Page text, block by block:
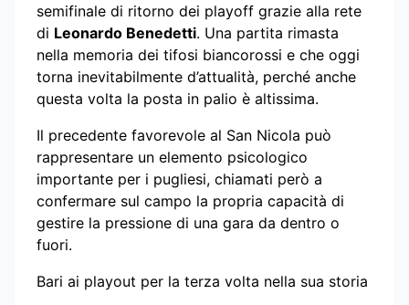
semifinale di ritorno dei playoff grazie alla rete
di Leonardo Benedetti. Una partita rimasta
nella memoria dei tifosi biancorossi e che oggi
torna inevitabilmente d’attualità, perché anche
questa volta la posta in palio è altissima.
Il precedente favorevole al San Nicola può
rappresentare un elemento psicologico
importante per i pugliesi, chiamati però a
confermare sul campo la propria capacità di
gestire la pressione di una gara da dentro o
fuori.
Bari ai playout per la terza volta nella sua storia